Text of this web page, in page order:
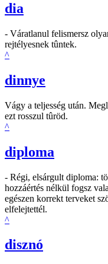
dia
- Váratlanul felismersz
rejtélyesnek tûntek.
^
dinnye
Vágy a teljesség után.
ezt rosszul tûröd.
^
diploma
- Régi, elsárgult diploma:
hozzáértés nélkül fogsz
egészen korrekt terveket
elfelejtettél.
^
disznó